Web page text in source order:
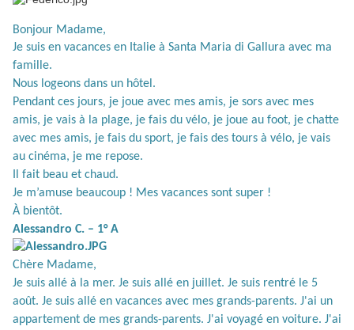
Bonjour Madame,
Je suis en vacances en Italie à Santa Maria di Gallura avec ma
famille.
Nous logeons dans un hôtel.
Pendant ces jours, je joue avec mes amis, je sors avec mes
amis, je vais à la plage, je fais du vélo, je joue au foot, je chatte
avec mes amis, je fais du sport, je fais des tours à vélo, je vais
au cinéma, je me repose.
Il fait beau et chaud.
Je m’amuse beaucoup ! Mes vacances sont super !
À bientôt.
Alessandro C. – 1° A
Chère Madame,
Je suis allé à la mer. Je suis allé en juillet. Je suis rentré le 5
août. Je suis allé en vacances avec mes grands-parents. J'ai un
appartement de mes grands-parents. J'ai voyagé en voiture. J'ai